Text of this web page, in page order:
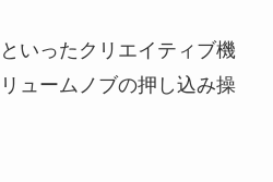
いったクリエイティブ機
ュームノブの押し込み操